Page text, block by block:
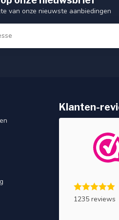
van onze nieuwste aanbiedingen
Klanten-
1235 reviews